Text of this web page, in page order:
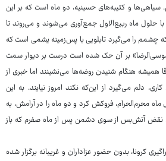
سیاهی‌ها و کتیبه‌های حسینیه، دو ماه است که بر این
حلول ماه ربیع‌الاول جمع‌آوری می‌شوند و می‌روند تا
چشمم را می‌گیرد تابلویی با پس‌زمینه یشمی است که
موسی‌الرضا» بر آن حک شده است درست بر دیوار سمت
همیشه هنگام شنیدن روضه‌ها می‌نشینند اما خبری از
دلم می‌گیرد از این‌که نکند امروز نیایند. به این
محرم‌الحرام، فروکش کرد و دو ماه را در آرامش، به
نقض آتش‌بس از سوی دشمن پس از ماه صفرم که باز
کرونا، بدون حضور عزاداران و غریبانه برگزار شده